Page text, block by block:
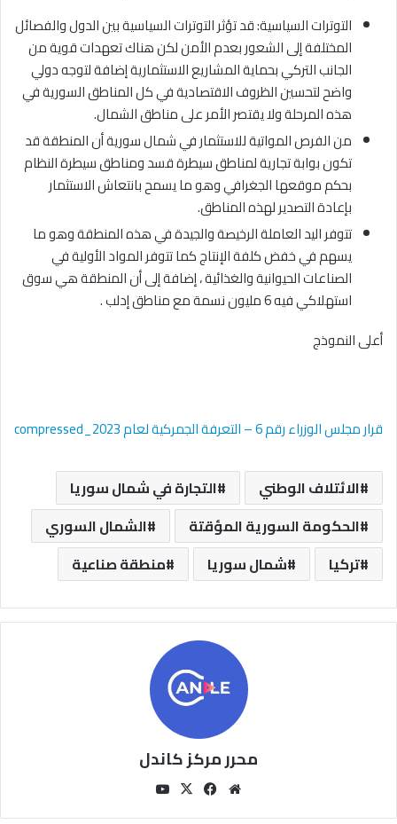
التوترات السياسية: قد تؤثر التوترات السياسية بين الدول والفصائل
المختلفة إلى الشعور بعدم الأمن لكن هناك تعهدات قوية من
الجانب التركي بحماية المشاريع الاستثمارية إضافة لتوجه دولي
واضح لتحسين الظروف الاقتصادية في كل المناطق السورية في
هذه المرحلة ولا يقتصر الأمر على مناطق الشمال.
من الفرص المواتية للاستثمار في شمال سورية أن المنطقة قد
تكون بوابة تجارية لمناطق سيطرة قسد ومناطق سيطرة النظام
بحكم موقعها الجغرافي وهو ما يسمح بانتعاش الاستثمار
بإعادة التصدير لهذه المناطق.
تتوفر اليد العاملة الرخيصة والجيدة في هذه المنطقة وهو ما
يسهم في خفض كلفة الإنتاج كما تتوفر المواد الأولية في
الصناعات الحيوانية والغذائية ، إضافة إلى أن المنطقة هي سوق
استهلاكي فيه 6 مليون نسمة مع مناطق إدلب .
أعلى النموذج
قرار مجلس الوزراء رقم 6 – التعرفة الجمركية لعام 2023_compressed
الائتلاف الوطني
التجارة في شمال سوريا
الحكومة السورية المؤقتة
الشمال السوري
تركيا
شمال سوريا منطقة صناعية
محرر مركز كاندل
مو في ‫X